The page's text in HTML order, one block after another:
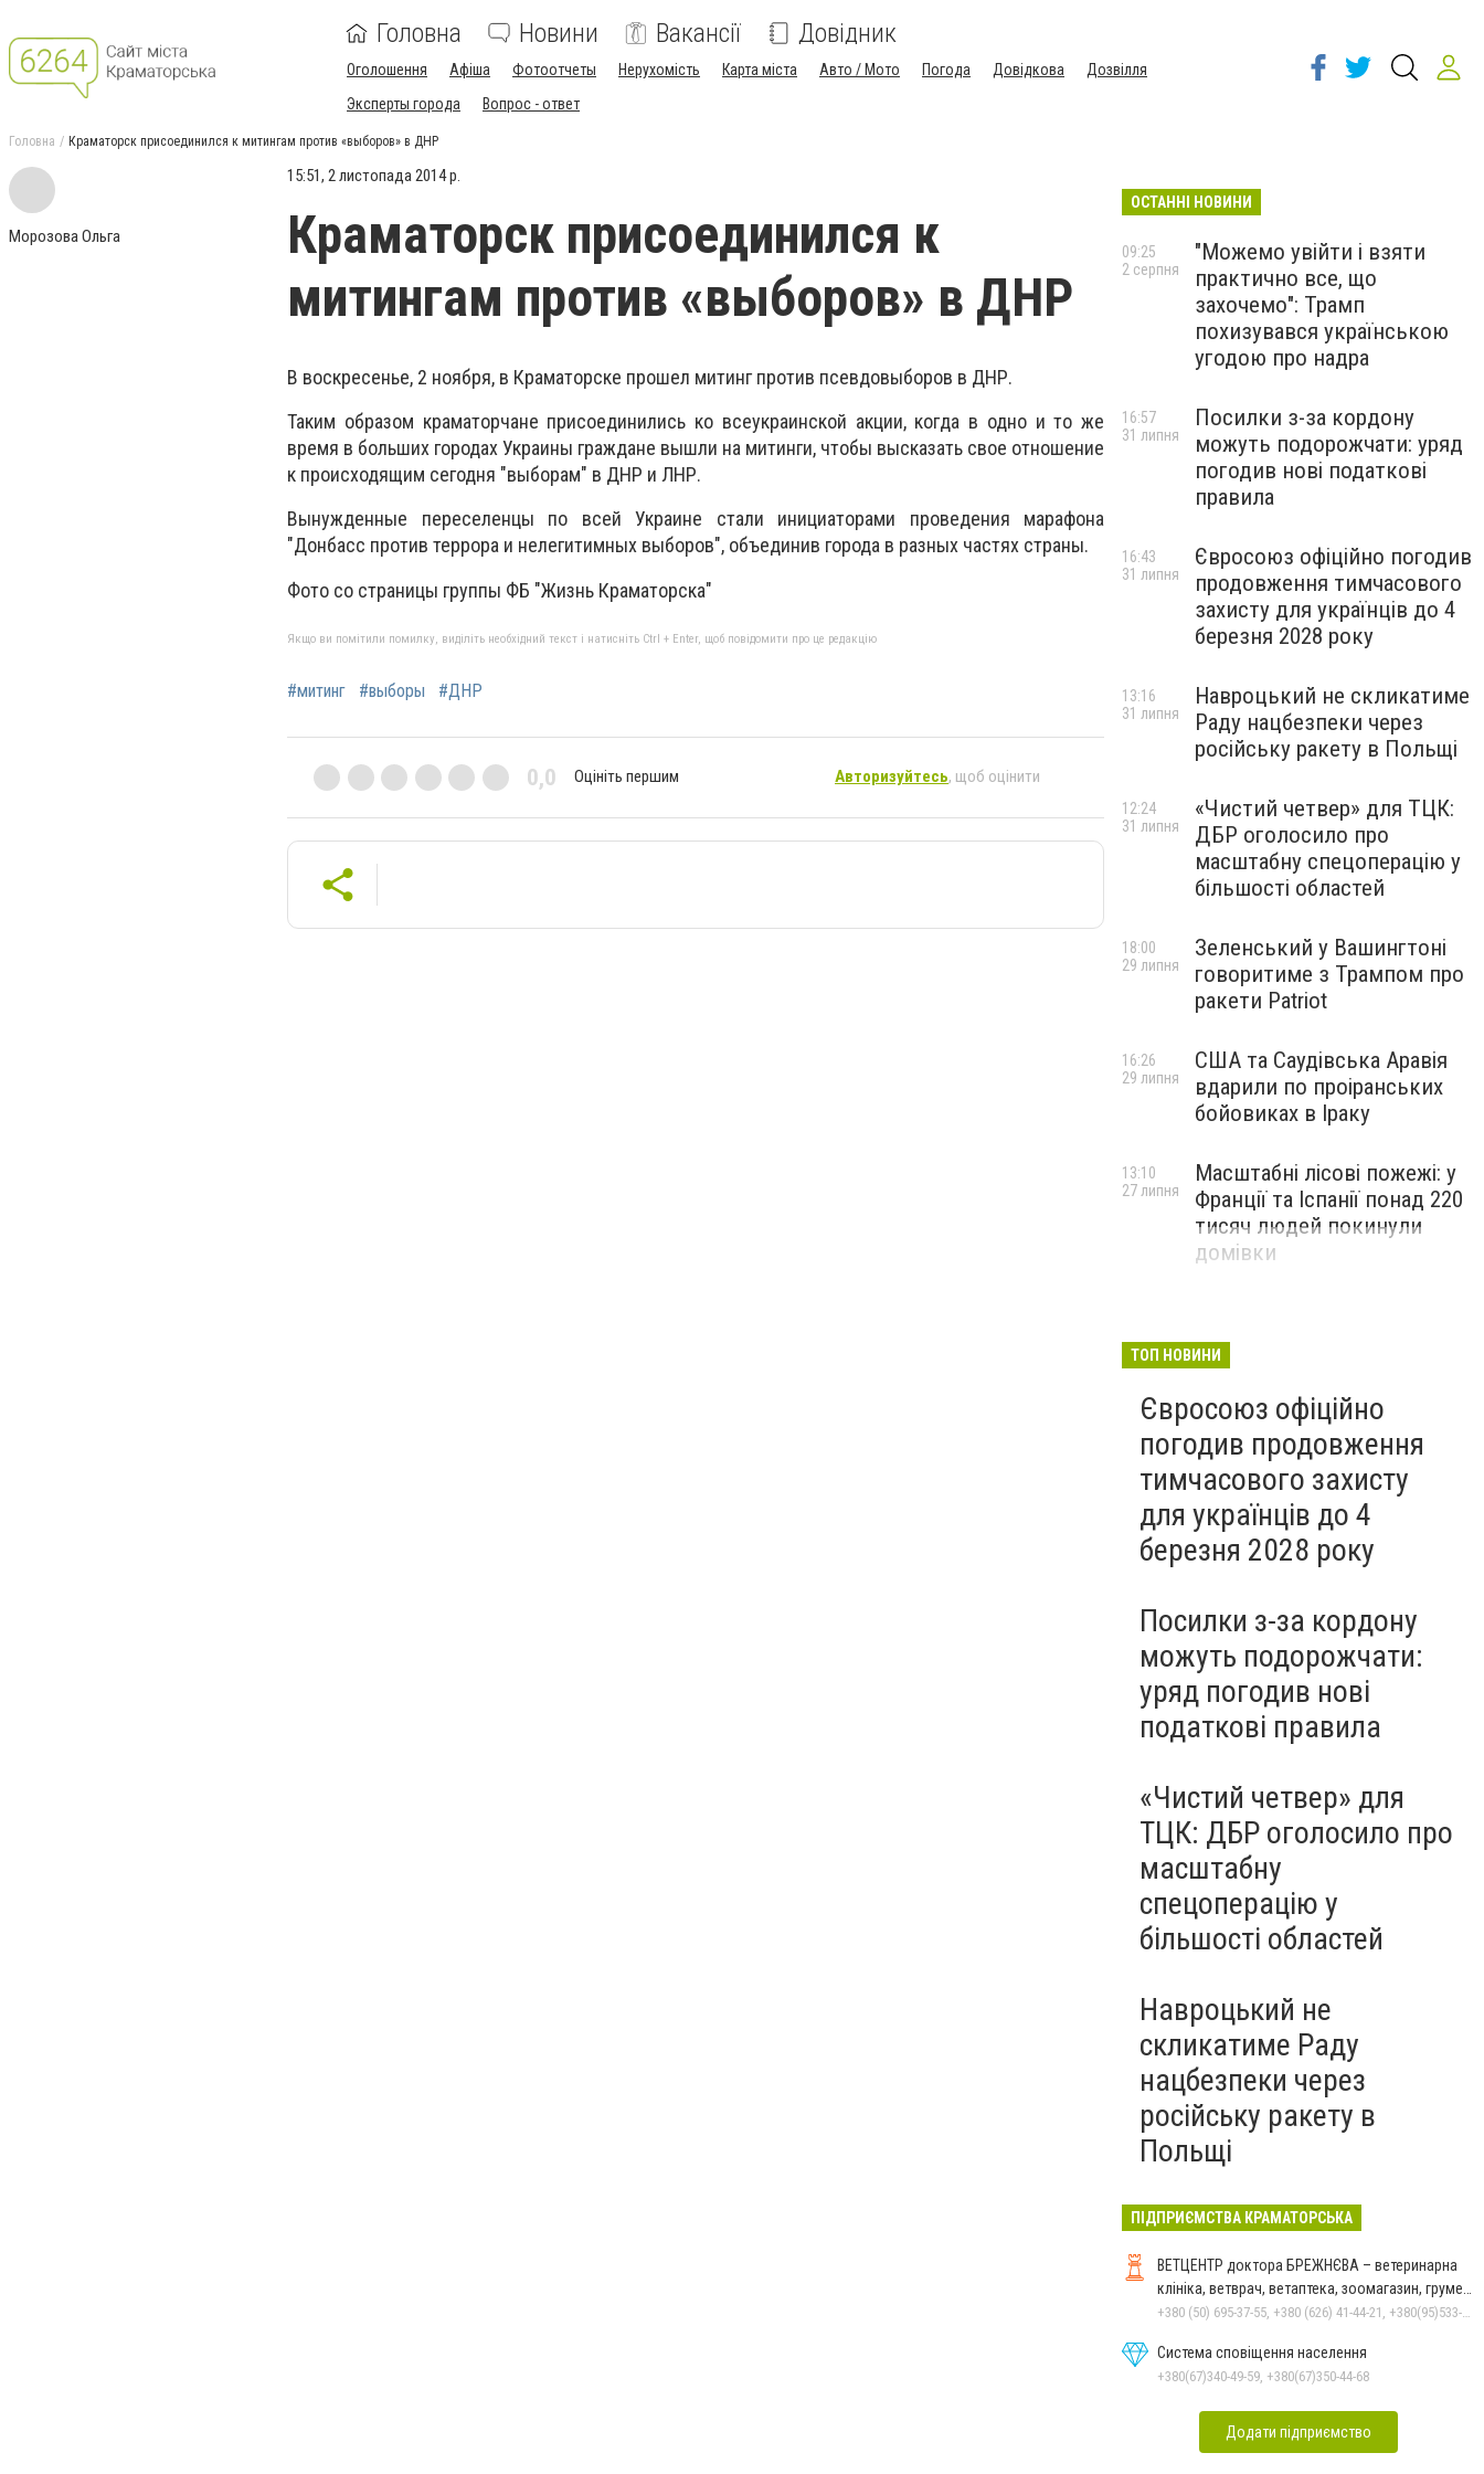
Головна Новини Вакансії Довідник
Оголошення Афіша Фотоотчеты Нерухомість Карта міста Авто / Мото Погода Довідкова
Дозвілля
Эксперты города
Вопрос - ответ
Головна Краматорск присоединился к митингам против «выборов» в ДНР
Морозова Ольга
15:51, 2 листопада 2014 р.
Краматорск присоединился к
митингам против «выборов» в ДНР
В воскресенье, 2 ноября, в Краматорске прошел митинг против псевдовыборов в ДНР.
Таким образом краматорчане присоединились ко всеукраинской акции, когда в одно и то же
время в больших городах Украины граждане вышли на митинги, чтобы высказать свое отношение
к происходящим сегодня "выборам" в ДНР и ЛНР.
Вынужденные переселенцы по всей Украине стали инициаторами проведения марафона
"Донбасс против террора и нелегитимных выборов", объединив города в разных частях страны.
Фото со страницы группы ФБ "Жизнь Краматорска"
Якщо ви помітили помилку, виділіть необхідний текст і натисніть Ctrl + Enter, щоб повідомити про це редакцію
#митинг #выборы #ДНР
0,0 Оцініть першим Авторизуйтесь, щоб оцінити
ОСТАННІ НОВИНИ
"Можемо увійти і взяти
практично все, що
захочемо": Трамп
похизувався українською
угодою про надра
09:25
2 серпня
Посилки з-за кордону
можуть подорожчати: уряд
погодив нові податкові
правила
16:57
31 липня
Євросоюз офіційно погодив
продовження тимчасового
захисту для українців до 4
березня 2028 року
16:43
31 липня
Навроцький не скликатиме
Раду нацбезпеки через
російську ракету в Польщі
13:16
31 липня
«Чистий четвер» для ТЦК:
ДБР оголосило про
масштабну спецоперацію у
більшості областей
12:24
31 липня
Зеленський у Вашингтоні
говоритиме з Трампом про
ракети Patriot
18:00
29 липня
США та Саудівська Аравія
вдарили по проіранських
бойовиках в Іраку
16:26
29 липня
Масштабні лісові пожежі: у
Франції та Іспанії понад 220
тисяч людей покинули
домівки
13:10
27 липня
ТОП НОВИНИ
Євросоюз офіційно
погодив продовження
тимчасового захисту
для українців до 4
березня 2028 року
Посилки з-за кордону
можуть подорожчати:
уряд погодив нові
податкові правила
«Чистий четвер» для
ТЦК: ДБР оголосило про
масштабну
спецоперацію у
більшості областей
Навроцький не
скликатиме Раду
нацбезпеки через
російську ракету в
Польщі
ПІДПРИЄМСТВА КРАМАТОРСЬКА
ВЕТЦЕНТР доктора БРЕЖНЄВА – ветеринарна
клініка, ветврач, ветаптека, зоомагазин, грумер,
стрижки.
+380 (50) 695-37-55, +380 (626) 41-44-21, +380(95)533-90-03
Система сповіщення населення
+380(67)340-49-59, +380(67)350-44-68
Додати підприємство